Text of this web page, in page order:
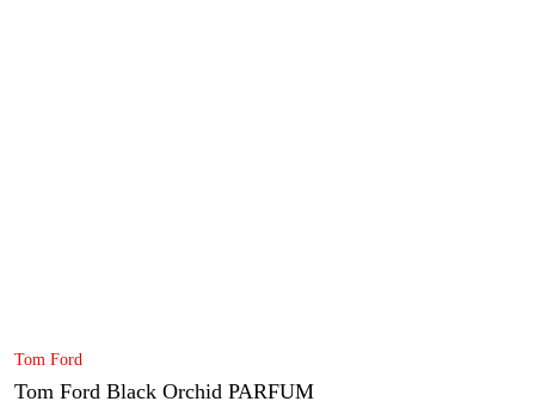
Tom Ford
Tom Ford Black Orchid PARFUM